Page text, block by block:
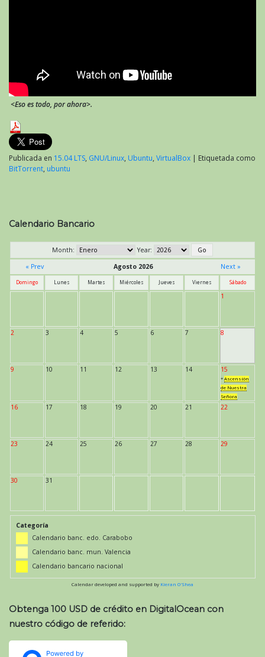
<Eso es todo, por ahora>.
Publicada en 15.04 LTS, GNU/Linux, Ubuntu, VirtualBox | Etiquetada como
BitTorrent, ubuntu
Calendario Bancario
Month:
Year:
« Prev
Agosto 2026 Next »
Domingo Lunes Martes Miércoles Jueves Viernes Sábado
1
2 3 4 5 6 7 8
9 10 11 12 13 14 15
* Ascensión
de Nuestra
Señora
16 17 18 19 20 21 22
23 24 25 26 27 28 29
30 31
Categoría
Calendario banc. edo. Carabobo
Calendario banc. mun. Valencia
Calendario bancario nacional
Calendar developed and supported by Kieran O'Shea
Obtenga 100 USD de crédito en DigitalOcean con
nuestro código de referido: